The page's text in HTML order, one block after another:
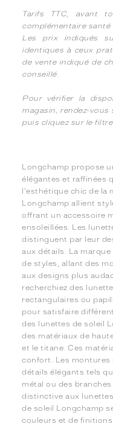
Tarifs TTC, avant
complémentaire santé
Les prix indiqués
identiques à ceux
de vente indiqué de
conseillé.
Pour vérifier la
magasin, rendez-vous
puis cliquez sur le
Longchamp propose
élégantes et raffinées
l'esthétique chic de la
Longchamp allient
offrant un accessoire
ensoleillées. Les
distinguent par leur
aux détails. La
de styles, allant des
aux designs plus
recherchiez des
rectangulaires ou
pour satisfaire
des lunettes de soleil
des matériaux de
et le titane. Ces
confort. Les montures
détails élégants tels
métal ou des
distinctive aux
de soleil Longchamp
couleurs et de